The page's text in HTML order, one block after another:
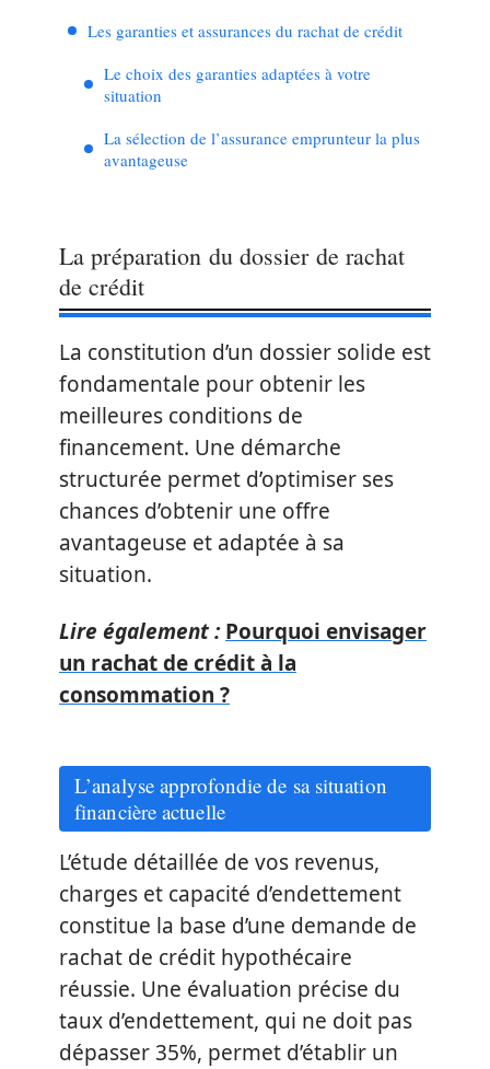
Les garanties et assurances du rachat de crédit
Le choix des garanties adaptées à votre
situation
La sélection de l’assurance emprunteur la plus
avantageuse
La préparation du dossier de rachat
de crédit
La constitution d’un dossier solide est
fondamentale pour obtenir les
meilleures conditions de
financement. Une démarche
structurée permet d’optimiser ses
chances d’obtenir une offre
avantageuse et adaptée à sa
situation.
Lire également : Pourquoi envisager
un rachat de crédit à la
consommation ?
L’analyse approfondie de sa situation
financière actuelle
L’étude détaillée de vos revenus,
charges et capacité d’endettement
constitue la base d’une demande de
rachat de crédit hypothécaire
réussie. Une évaluation précise du
taux d’endettement, qui ne doit pas
dépasser 35%, permet d’établir un